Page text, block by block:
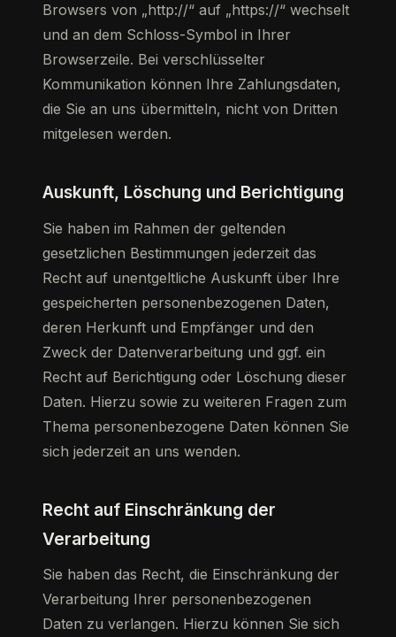
Browsers von „http://“ auf „https://“ wechselt
und an dem Schloss-Symbol in Ihrer
Browserzeile. Bei verschlüsselter
Kommunikation können Ihre Zahlungsdaten,
die Sie an uns übermitteln, nicht von Dritten
mitgelesen werden.
Auskunft, Löschung und Berichtigung
Sie haben im Rahmen der geltenden
gesetzlichen Bestimmungen jederzeit das
Recht auf unentgeltliche Auskunft über Ihre
gespeicherten personenbezogenen Daten,
deren Herkunft und Empfänger und den
Zweck der Datenverarbeitung und ggf. ein
Recht auf Berichtigung oder Löschung dieser
Daten. Hierzu sowie zu weiteren Fragen zum
Thema personenbezogene Daten können Sie
sich jederzeit an uns wenden.
Recht auf Einschränkung der
Verarbeitung
Sie haben das Recht, die Einschränkung der
Verarbeitung Ihrer personenbezogenen
Daten zu verlangen. Hierzu können Sie sich